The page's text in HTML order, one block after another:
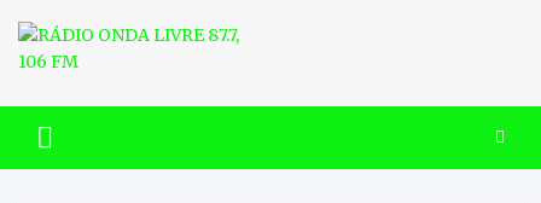
content
RÁDIO ONDA LIVRE 87.7, 106
FM